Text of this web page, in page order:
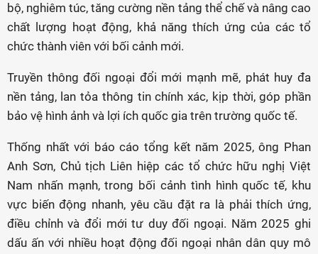
bộ, nghiêm túc, tăng cường nền tảng thể chế và nâng cao
chất lượng hoạt động, khả năng thích ứng của các tổ
chức thành viên với bối cảnh mới.
Truyền thông đối ngoại đổi mới mạnh mẽ, phát huy đa
nền tảng, lan tỏa thông tin chính xác, kịp thời, góp phần
bảo vệ hình ảnh và lợi ích quốc gia trên trường quốc tế.
Thống nhất với báo cáo tổng kết năm 2025, ông Phan
Anh Sơn, Chủ tịch Liên hiệp các tổ chức hữu nghị Việt
Nam nhấn mạnh, trong bối cảnh tình hình quốc tế, khu
vực biến động nhanh, yêu cầu đặt ra là phải thích ứng,
điều chỉnh và đổi mới tư duy đối ngoại. Năm 2025 ghi
dấu ấn với nhiều hoạt động đối ngoại nhân dân quy mô